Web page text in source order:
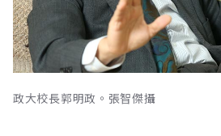
政大校長郭明政。張智傑攝